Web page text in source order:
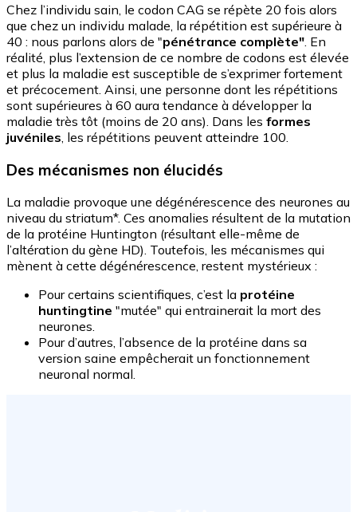
Chez l’individu sain, le codon CAG se répète 20 fois alors
que chez un individu malade, la répétition est supérieure à
40 : nous parlons alors de "pénétrance complète" . En
réalité, plus l’extension de ce nombre de codons est élevée
et plus la maladie est susceptible de s’exprimer fortement
et précocement. Ainsi, une personne dont les répétitions
sont supérieures à 60 aura tendance à développer la
maladie très tôt (moins de 20 ans). Dans les formes
juvéniles , les répétitions peuvent atteindre 100.
Des mécanismes non élucidés
La maladie provoque une dégénérescence des neurones au
niveau du striatum*. Ces anomalies résultent de la mutation
de la protéine Huntington (résultant elle-même de
l’altération du gène HD). Toutefois, les mécanismes qui
mènent à cette dégénérescence, restent mystérieux :
Pour certains scientifiques, c’est la protéine
huntingtine "mutée" qui entrainerait la mort des
neurones.
Pour d’autres, l’absence de la protéine dans sa
version saine empêcherait un fonctionnement
neuronal normal.